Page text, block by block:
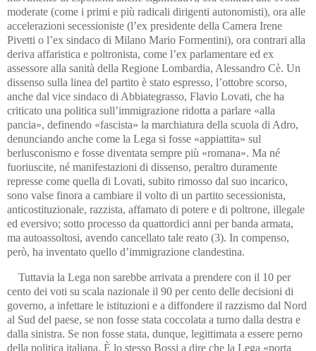
moderate (come i primi e più radicali dirigenti autonomisti), ora alle
accelerazioni secessioniste (l’ex presidente della Camera Irene
Pivetti o l’ex sindaco di Milano Mario Formentini), ora contrari alla
deriva affaristica e poltronista, come l’ex parlamentare ed ex
assessore alla sanità della Regione Lombardia, Alessandro Cè. Un
dissenso sulla linea del partito è stato espresso, l’ottobre scorso,
anche dal vice sindaco di Abbiategrasso, Flavio Lovati, che ha
criticato una politica sull’immigrazione ridotta a parlare «alla
pancia», definendo «fascista» la marchiatura della scuola di Adro,
denunciando anche come la Lega si fosse «appiattita» sul
berlusconismo e fosse diventata sempre più «romana». Ma né
fuoriuscite, né manifestazioni di dissenso, peraltro duramente
represse come quella di Lovati, subito rimosso dal suo incarico,
sono valse finora a cambiare il volto di un partito secessionista,
anticostituzionale, razzista, affamato di potere e di poltrone, illegale
ed eversivo; sotto processo da quattordici anni per banda armata,
ma autoassoltosi, avendo cancellato tale reato (3). In compenso,
però, ha inventato quello d’immigrazione clandestina.
Tuttavia la Lega non sarebbe arrivata a prendere con il 10 per
cento dei voti su scala nazionale il 90 per cento delle decisioni di
governo, a infettare le istituzioni e a diffondere il razzismo dal Nord
al Sud del paese, se non fosse stata coccolata a turno dalla destra e
dalla sinistra. Se non fosse stata, dunque, legittimata a essere perno
della politica italiana. È lo stesso Bossi a dire che la Lega «porta